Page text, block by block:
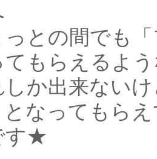
っとの間でも
てもらえるよ
しか出来ない
なってもらえ
す★